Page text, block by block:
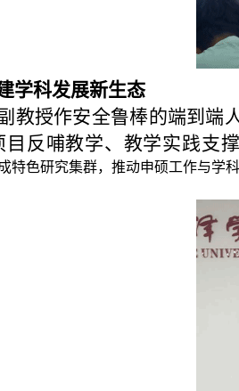
学科发展新生态
教授作安全鲁棒的端到端
目反哺教学、教学实践支
特色研究集群，推动申硕工作与学